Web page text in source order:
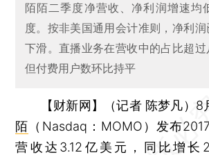
陌陌二季度净营收、净利润增速均
度。按非美国通用会计准则，净利
下滑。直播业务在营收中的占比超
但付费用户数环比持平
【财新网】（记者 陈梦凡） 8
陌 （Nasdaq：MOMO）发布
营收达3.12亿美元，同比增长